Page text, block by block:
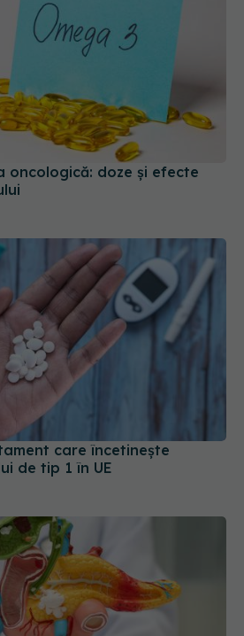
oncologică: doze și efecte
care încetinește
de tip 1 în UE